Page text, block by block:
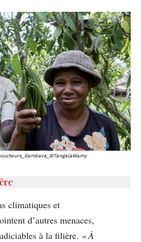
climatiques et
d’autres menaces,
à la filière. « À